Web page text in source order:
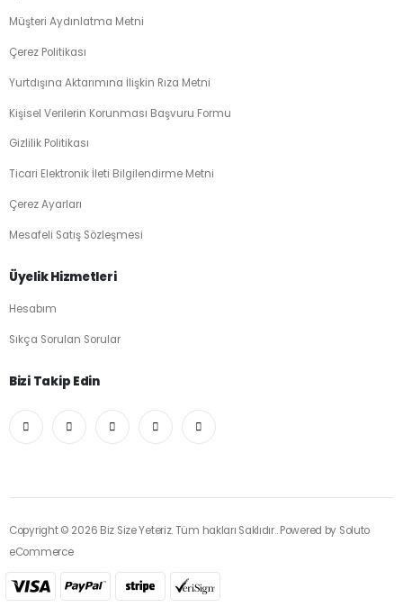
Müşteri Aydınlatma Metni
Çerez Politikası
Yurtdışına Aktarımına İlişkin Rıza Metni
Kişisel Verilerin Korunması Başvuru Formu
Gizlilik Politikası
Ticari Elektronik İleti Bilgilendirme Metni
Çerez Ayarları
Mesafeli Satış Sözleşmesi
Üyelik Hizmetleri
Hesabım
Sıkça Sorulan Sorular
Bizi Takip Edin
Copyright © 2026 Biz Size Yeteriz. Tüm hakları Saklıdır.. Powered by Soluto
eCommerce